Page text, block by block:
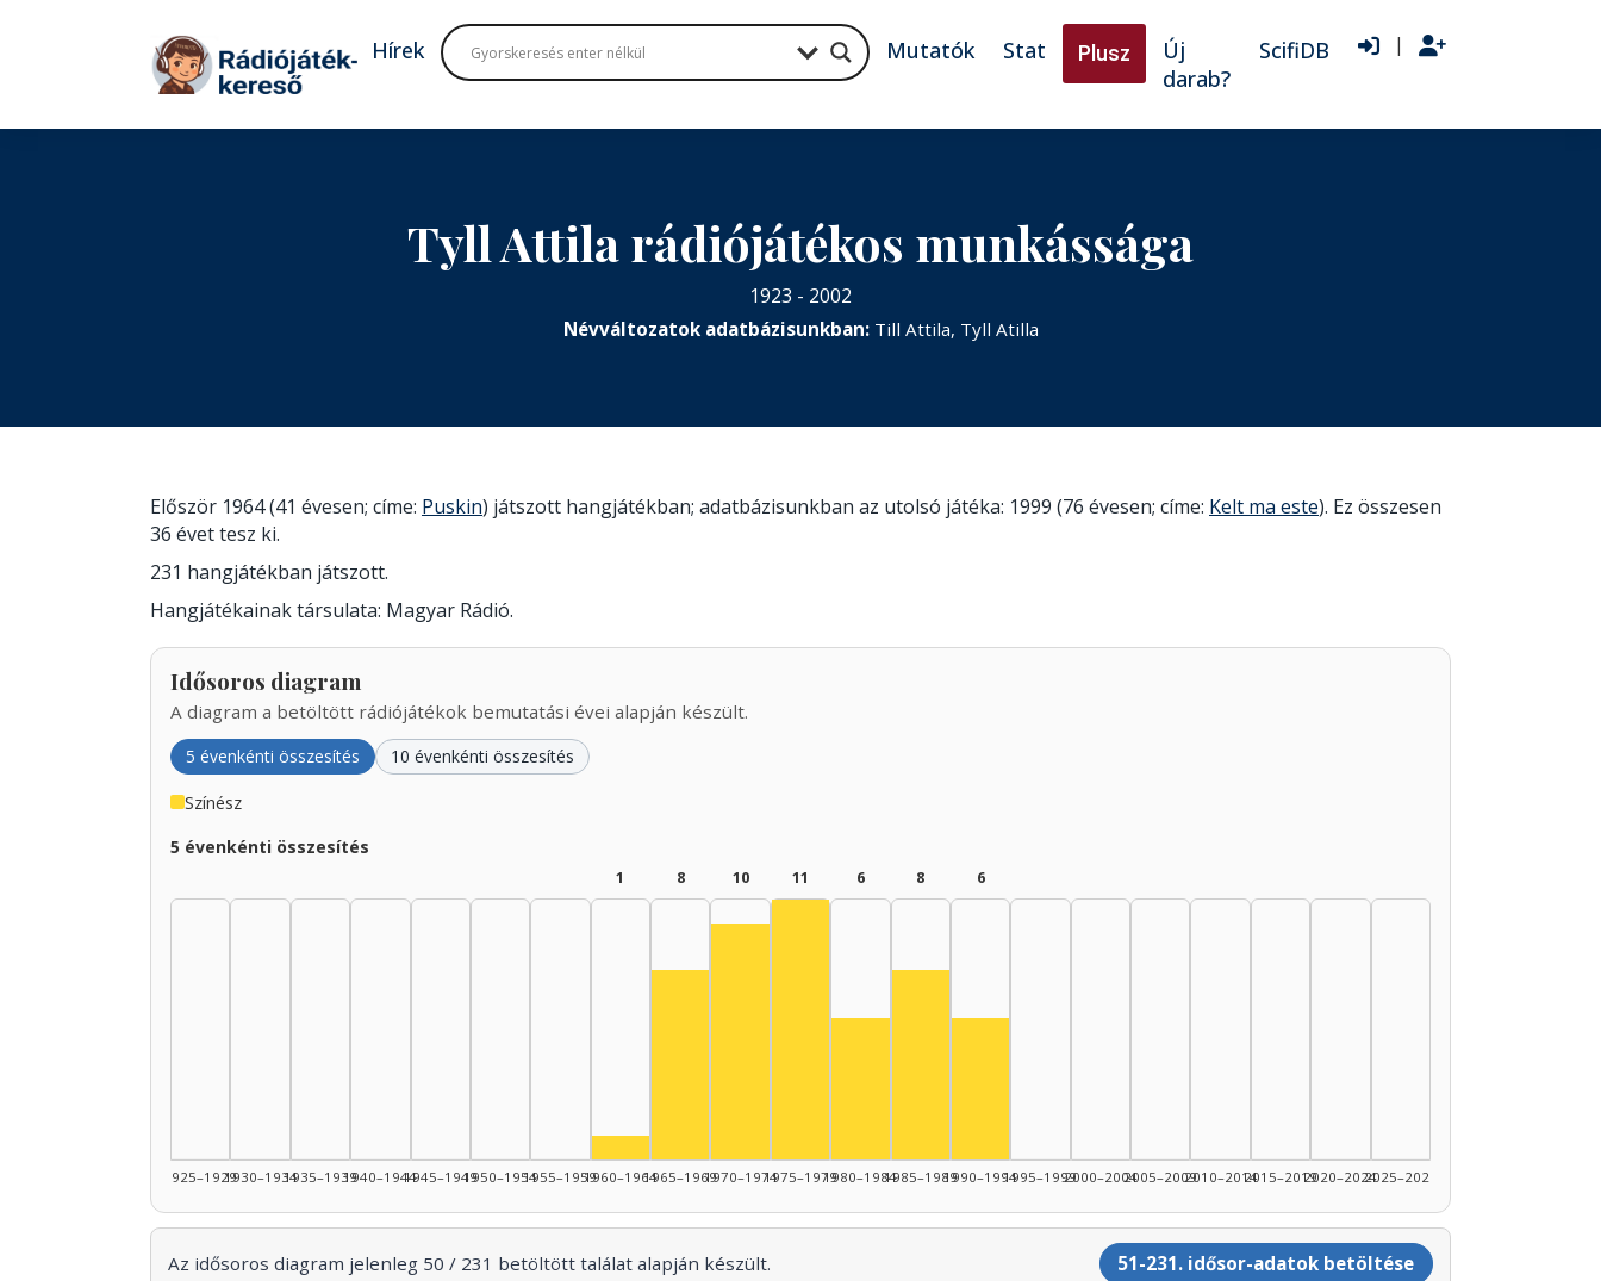
Tovább a tartalomhoz
Hírek Mutatók Stat Plusz
Új
darab?
ScifiDB |
Tyll Attila rádiójátékos munkássága
1923 - 2002
Névváltozatok adatbázisunkban: Till Attila, Tyll Atilla
Először 1964 (41 évesen; címe: Puskin) játszott hangjátékban; adatbázisunkban az utolsó játéka: 1999 (76 évesen; címe: Kelt ma este). Ez összesen
36 évet tesz ki.
231 hangjátékban játszott.
Hangjátékainak társulata: Magyar Rádió.
Idősoros diagram
A diagram a betöltött rádiójátékok bemutatási évei alapján készült.
5 évenkénti összesítés 10 évenkénti összesítés
Színész
5 évenkénti összesítés
1925–19291930–19341935–19391940–19441945–19491950–19541955–1959
1
Színész, 1960–1964: 1
1960–1964
8
1965–1969
10
1970–1974
11
1975–1979
6
1980–1984
8
1985–1989
6
1990–19941995–19992000–20042005–20092010–20142015–20192020–20242025–2026
Az idősoros diagram jelenleg 50 / 231 betöltött találat alapján készült. 51-231. idősor-adatok betöltése